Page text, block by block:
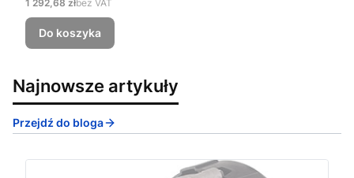
1 292,68 złbez VAT
Do koszyka
Najnowsze artykuły
Przejdź do bloga